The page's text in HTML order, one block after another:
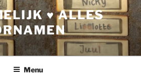
♥ ALLES
Menu